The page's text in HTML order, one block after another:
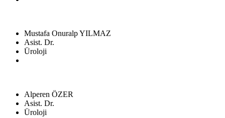
Mustafa Onuralp YILMAZ
Asist. Dr.
Üroloji
Alperen ÖZER
Asist. Dr.
Üroloji